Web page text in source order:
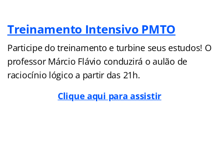
Treinamento Intensivo PMTO
Participe do treinamento e turbine seus estudos! O
professor Márcio Flávio conduzirá o aulão de
raciocínio lógico a partir das 21h.
Clique aqui para assistir